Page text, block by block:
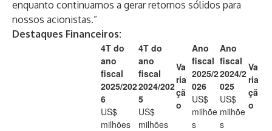
enquanto continuamos a gerar retornos sólidos para
nossos acionistas.”
Destaques Financeiros:
4T do
ano
fiscal
2025/202
6
US$
milhões
4T do
ano
fiscal
2024/202
5
US$
milhões
Va
ria
çã
o
Ano
fiscal
2025/2
026
US$
milhõe
s
Ano
fiscal
2024/2
025
US$
milhõe
s
Va
ria
çã
o